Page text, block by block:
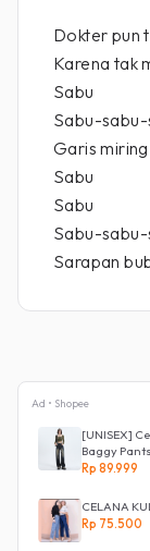
Dokter pun
Karena tak
Sabu
Sabu-
Garis
Sabu
Sabu
Sabu-
Sarapan
Ad • Shopee
[UNISEX]
Baggy
Rp 89.999
CELANA
Rp 75.500